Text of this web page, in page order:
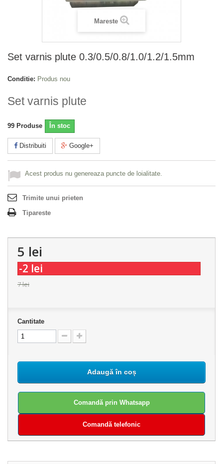
Mareste
Set varnis plute 0.3/0.5/0.8/1.0/1.2/1.5mm
Conditie: Produs nou
Set varnis plute
99 Produse În stoc
Distribuiti Google+
Acest produs nu genereaza puncte de loialitate.
Trimite unui prieten
Tipareste
5 lei
-2 lei
7 lei
Cantitate
Adaugă în coș
Comandă prin Whatsapp
Comandă telefonic